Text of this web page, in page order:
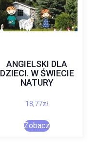
ANGIELSKI DLA
DZIECI. W ŚWIECIE
NATURY
18,77zł
Zobacz